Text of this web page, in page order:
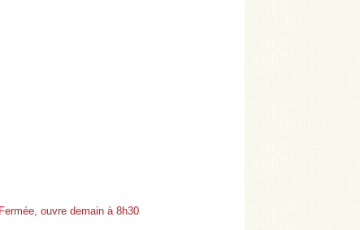
Fermée, ouvre demain à 8h30